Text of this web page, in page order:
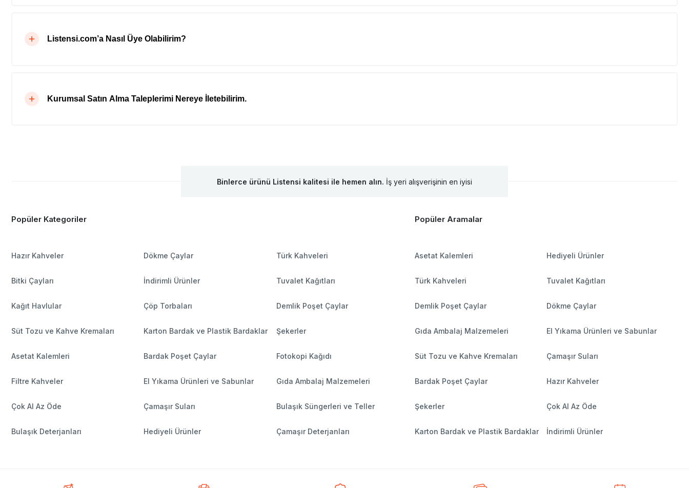
Listensi.com’a Nasıl Üye Olabilirim?
Kurumsal Satın Alma Taleplerimi Nereye İletebilirim.
Binlerce ürünü Listensi kalitesi ile hemen alın. İş yeri alışverişinin en iyisi
Popüler Kategoriler Popüler Aramalar
Hazır Kahveler Dökme Çaylar Türk Kahveleri
Bitki Çayları İndirimli Ürünler Tuvalet Kağıtları
Kağıt Havlular Çöp Torbaları Demlik Poşet Çaylar
Süt Tozu ve Kahve Kremaları Karton Bardak ve Plastik Bardaklar Şekerler
Asetat Kalemleri Bardak Poşet Çaylar Fotokopi Kağıdı
Filtre Kahveler El Yıkama Ürünleri ve Sabunlar Gıda Ambalaj Malzemeleri
Çok Al Az Öde Çamaşır Suları Bulaşık Süngerleri ve Teller
Bulaşık Deterjanları Hediyeli Ürünler Çamaşır Deterjanları
Asetat Kalemleri Hediyeli Ürünler
Türk Kahveleri Tuvalet Kağıtları
Demlik Poşet Çaylar Dökme Çaylar
Gıda Ambalaj Malzemeleri El Yıkama Ürünleri ve Sabunlar
Süt Tozu ve Kahve Kremaları Çamaşır Suları
Bardak Poşet Çaylar Hazır Kahveler
Şekerler Çok Al Az Öde
Karton Bardak ve Plastik Bardaklar İndirimli Ürünler